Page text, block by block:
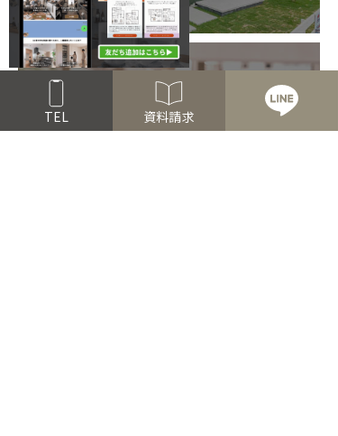
お家づくり無料相談会
オンライン相談可能
TEL 資料請求